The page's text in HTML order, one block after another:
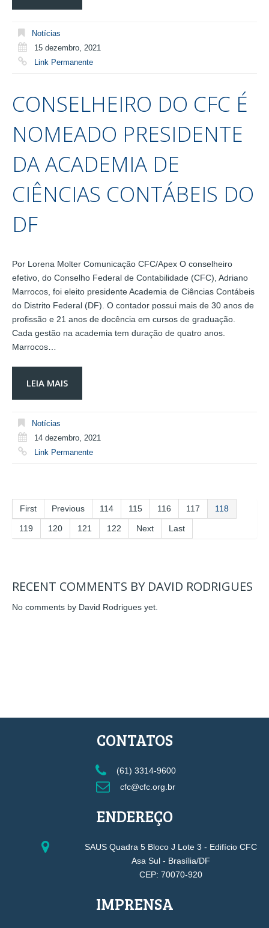
Notícias
15 dezembro, 2021
Link Permanente
CONSELHEIRO DO CFC É
NOMEADO PRESIDENTE
DA ACADEMIA DE
CIÊNCIAS CONTÁBEIS DO
DF
Por Lorena Molter Comunicação CFC/Apex O conselheiro
efetivo, do Conselho Federal de Contabilidade (CFC), Adriano
Marrocos, foi eleito presidente Academia de Ciências Contábeis
do Distrito Federal (DF). O contador possui mais de 30 anos de
profissão e 21 anos de docência em cursos de graduação.
Cada gestão na academia tem duração de quatro anos.
Marrocos…
LEIA MAIS
Notícias
14 dezembro, 2021
Link Permanente
First Previous 114 115 116 117 118
119 120 121 122 Next Last
RECENT COMMENTS BY DAVID RODRIGUES
No comments by David Rodrigues yet.
CONTATOS
(61) 3314-9600
cfc@cfc.org.br
ENDEREÇO
SAUS Quadra 5 Bloco J Lote 3 - Edifício CFC
Asa Sul - Brasília/DF
CEP: 70070-920
IMPRENSA